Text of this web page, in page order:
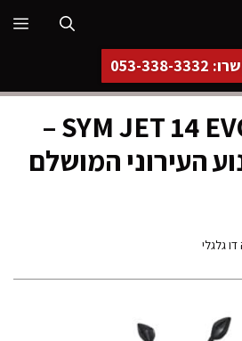
338-3332
סקירת SYM JET 14 EVO 200 –
העירוני המושלם
גלגלי